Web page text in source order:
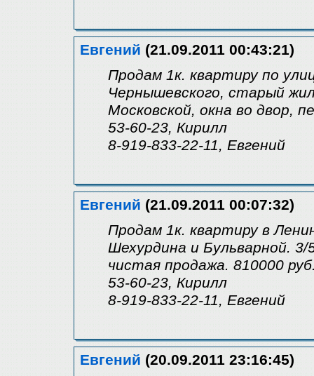
Евгений (21.09.2011 00:43:21)
Продам 1к. квартиру по
Чернышевского, старый
Московской, окна во двор,
53-60-23, Кирилл
8-919-833-22-11, Евгений
Евгений (21.09.2011 00:07:32)
Продам 1к. квартиру в
Шехурдина и Бульварной. 3/
чистая продажа. 810000
53-60-23, Кирилл
8-919-833-22-11, Евгений
Евгений (20.09.2011 23:16:45)